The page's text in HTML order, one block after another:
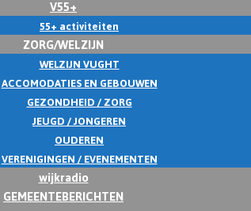
V55+
55+ activiteiten
ZORG/WELZIJN
WELZIJN VUGHT
ACCOMODATIES EN GEBOUWEN
GEZONDHEID / ZORG
JEUGD / JONGEREN
OUDEREN
VERENIGINGEN / EVENEMENTEN
wijkradio
GEMEENTEBERICHTEN